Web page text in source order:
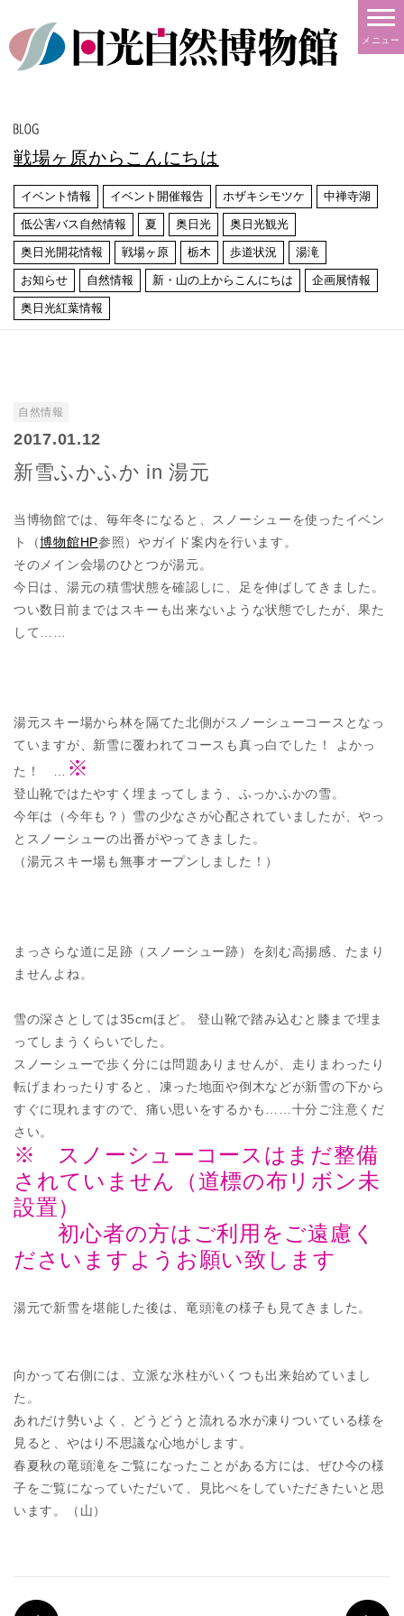
メニュー
戦場ヶ原からこんにちは
イベント情報 イベント開催報告 ホザキシモツケ 中禅寺湖
低公害バス自然情報 夏 奥日光 奥日光観光
奥日光開花情報 戦場ヶ原 栃木 歩道状況 湯滝
お知らせ 自然情報 新・山の上からこんにちは 企画展情報
奥日光紅葉情報
自然情報
2017.01.12
新雪ふかふか in 湯元
当博物館では、毎年冬になると、スノーシューを使ったイベン
ト（博物館HP参照）やガイド案内を行います。
そのメイン会場のひとつが湯元。
今日は、湯元の積雪状態を確認しに、足を伸ばしてきました。
つい数日前まではスキーも出来ないような状態でしたが、果た
して……
湯元スキー場から林を隔てた北側がスノーシューコースとなっ
ていますが、新雪に覆われてコースも真っ白でした！ よかっ
た！ …
※
登山靴ではたやすく埋まってしまう、ふっかふかの雪。
今年は（今年も？）雪の少なさが心配されていましたが、やっ
とスノーシューの出番がやってきました。
（湯元スキー場も無事オープンしました！）
まっさらな道に足跡（スノーシュー跡）を刻む高揚感、たまり
ませんよね。
雪の深さとしては35cmほど。 登山靴で踏み込むと膝まで埋ま
ってしまうくらいでした。
スノーシューで歩く分には問題ありませんが、走りまわったり
転げまわったりすると、凍った地面や倒木などが新雪の下から
すぐに現れますので、痛い思いをするかも……十分ご注意くだ
さい。
※ スノーシューコースはまだ整備
されていません（道標の布リボン未
設置）
初心者の方はご利用をご遠慮く
ださいますようお願い致します
湯元で新雪を堪能した後は、竜頭滝の様子も見てきました。
向かって右側には、立派な氷柱がいくつも出来始めていまし
た。
あれだけ勢いよく、どうどうと流れる水が凍りついている様を
見ると、やはり不思議な心地がします。
春夏秋の竜頭滝をご覧になったことがある方には、ぜひ今の様
子をご覧になっていただいて、見比べをしていただきたいと思
います。（山）